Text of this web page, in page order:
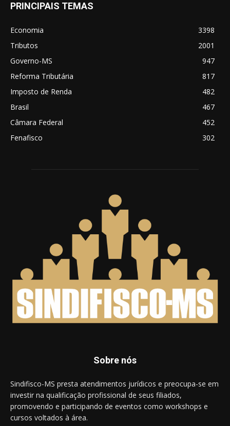
PRINCIPAIS TEMAS
Economia
3398
Tributos
2001
Governo-MS
947
Reforma Tributária
817
Imposto de Renda
482
Brasil
467
Câmara Federal
452
Fenafisco
302
Sobre nós
Sindifisco-MS presta atendimentos jurídicos e preocupa-se em
investir na qualificação profissional de seus filiados,
promovendo e participando de eventos como workshops e
cursos voltados à área.